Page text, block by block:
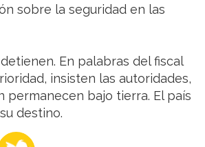
sobre la seguridad en las
En palabras del fiscal
insisten las autoridades,
permanecen bajo tierra. El país
destino.